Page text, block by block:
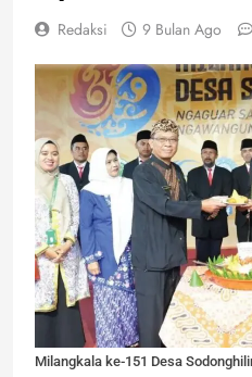
Redaksi 9 Bulan Ago
Milangkala ke-151 Desa